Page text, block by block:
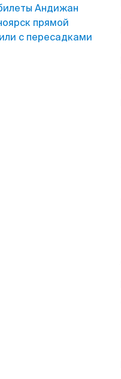
Андижан
прямой
с пересадками